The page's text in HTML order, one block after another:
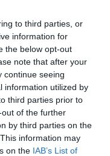
to third parties, or
information for
the below opt-out
note that after your
continue seeing
information utilized by
third parties prior to
of the further
by third parties on the
information may
on the IAB’s List of
,